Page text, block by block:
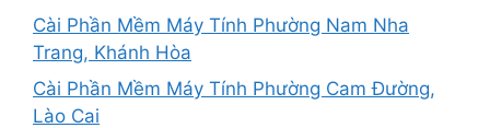
Cài Phần Mềm Máy Tính Phường Nam Nha
Trang, Khánh Hòa
Cài Phần Mềm Máy Tính Phường Cam Đường,
Lào Cai